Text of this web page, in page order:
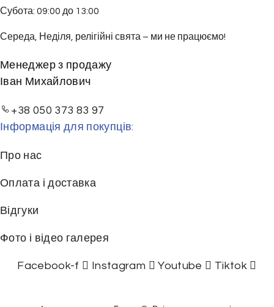
Субота: 09:00 до 13:00
Середа, Неділя, релігійні свята – ми не працюємо!
Менеджер з продажу
Іван Михайлович
+38 050 373 83 97
Інформація для покупців:
Про нас
Оплата і доставка
Відгуки
Фото і відео галерея
Facebook-f Instagram Youtube Tiktok